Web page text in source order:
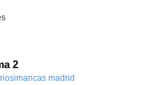
2
madrid